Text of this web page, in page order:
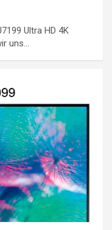
Ultra HD 4K
uns…